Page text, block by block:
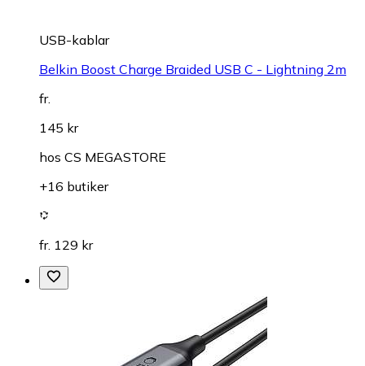
USB-kablar
Belkin Boost Charge Braided USB C - Lightning 2m
fr.
145 kr
hos CS MEGASTORE
+16 butiker
fr. 129 kr